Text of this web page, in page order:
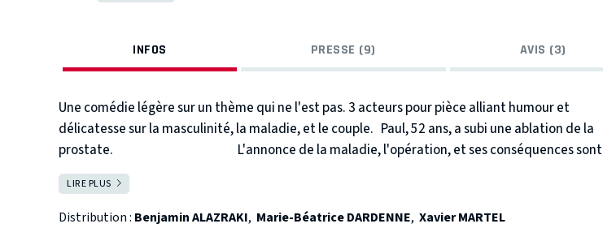
INFOS PRESSE (9) AVIS (3)
Une comédie légère sur un thème qui ne l'est pas.3 acteurs pour pièce alliant humour et
délicatesse sur la masculinité, la maladie, et le couple. Paul, 52 ans, a subi une ablation de la
prostate.
L'annonce de la maladie, l'opération, et ses conséquences sont
racontées, avec humour par la prostate elle-même.
certes mais, d’une vie qui continue…
pièce devrait être vue par les étudiants en médecine." Doctissimo
LIRE PLUS
Distribution : Benjamin ALAZRAKI, Marie-Béatrice DARDENNE, Xavier MARTEL